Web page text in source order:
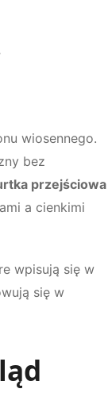
wiosennego.
bez
przejściowa
a cienkimi
wpisują się w
się w